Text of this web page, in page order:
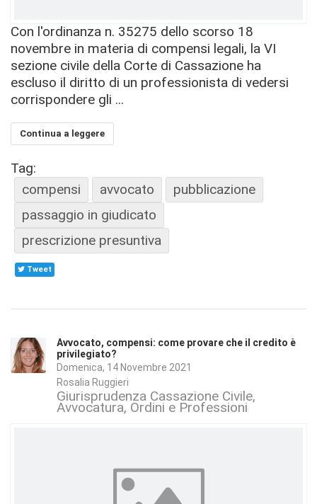
Con l'ordinanza n. 35275 dello scorso 18
novembre in materia di compensi legali, la VI
sezione civile della Corte di Cassazione ha
escluso il diritto di un professionista di vedersi
corrispondere gli ...
Continua a leggere
Tag:
compensi
avvocato
pubblicazione
passaggio in giudicato
prescrizione presuntiva
Tweet
Avvocato, compensi: come provare che il credito è
privilegiato?
Domenica, 14 Novembre 2021
Rosalia Ruggieri
Giurisprudenza Cassazione Civile
Avvocatura, Ordini e Professioni